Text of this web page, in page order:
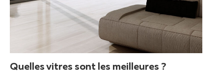
Quelles vitres sont les meilleures ?